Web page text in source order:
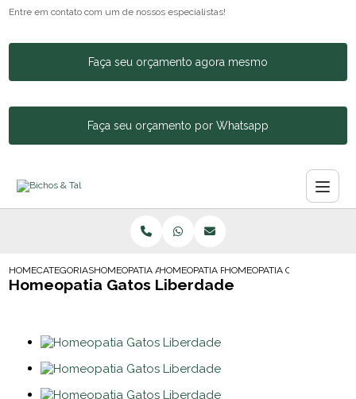
Entre em contato com um de nossos especialistas!
Faça seu orçamento agora mesmo
Faça seu orçamento por Whatsapp
HOMECATEGORIASHOMEOPATIA ANIMALHOMEOPATIA PARA CACHORRO AGITADO
HOMEOPATIA GATOS
Homeopatia Gatos Liberdade